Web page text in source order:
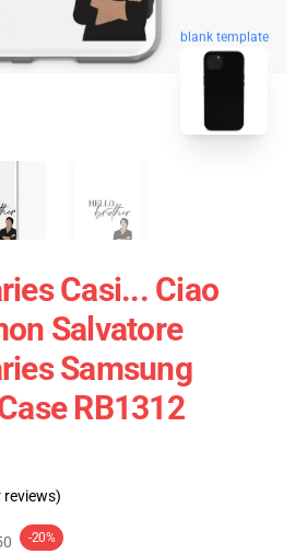
blank template
Casi... Ciao
Salvatore
Samsung
RB1312
reviews)
-20%